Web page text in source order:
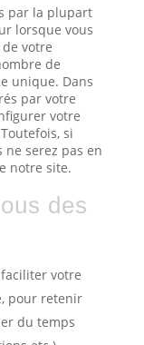
par la plupart
lorsque vous
votre
de
unique. Dans
par votre
votre
si
ne serez pas en
notre site.
des
votre
pour retenir
du temps